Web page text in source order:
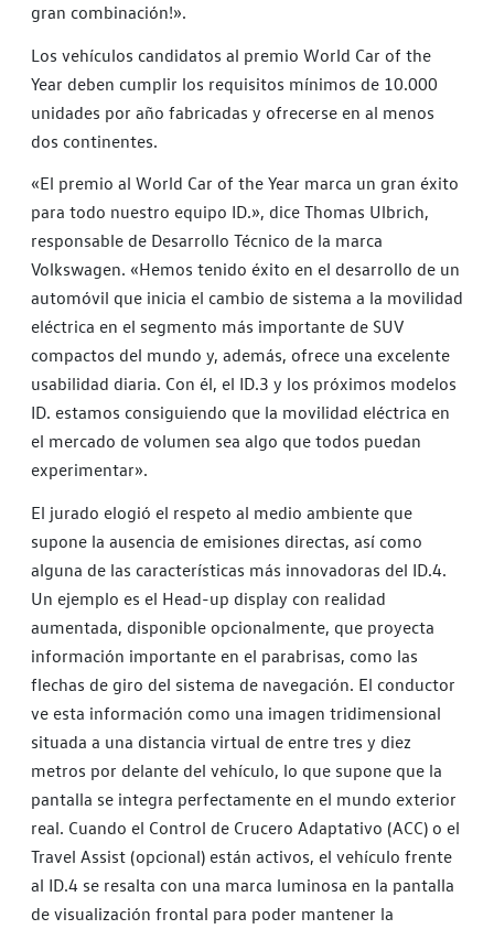
gran combinación!».
Los vehículos candidatos al premio World Car of the
Year deben cumplir los requisitos mínimos de 10.000
unidades por año fabricadas y ofrecerse en al menos
dos continentes.
«El premio al World Car of the Year marca un gran éxito
para todo nuestro equipo ID.», dice Thomas Ulbrich,
responsable de Desarrollo Técnico de la marca
Volkswagen. «Hemos tenido éxito en el desarrollo de un
automóvil que inicia el cambio de sistema a la movilidad
eléctrica en el segmento más importante de SUV
compactos del mundo y, además, ofrece una excelente
usabilidad diaria. Con él, el ID.3 y los próximos modelos
ID. estamos consiguiendo que la movilidad eléctrica en
el mercado de volumen sea algo que todos puedan
experimentar».
El jurado elogió el respeto al medio ambiente que
supone la ausencia de emisiones directas, así como
alguna de las características más innovadoras del ID.4.
Un ejemplo es el Head-up display con realidad
aumentada, disponible opcionalmente, que proyecta
información importante en el parabrisas, como las
flechas de giro del sistema de navegación. El conductor
ve esta información como una imagen tridimensional
situada a una distancia virtual de entre tres y diez
metros por delante del vehículo, lo que supone que la
pantalla se integra perfectamente en el mundo exterior
real. Cuando el Control de Crucero Adaptativo (ACC) o el
Travel Assist (opcional) están activos, el vehículo frente
al ID.4 se resalta con una marca luminosa en la pantalla
de visualización frontal para poder mantener la